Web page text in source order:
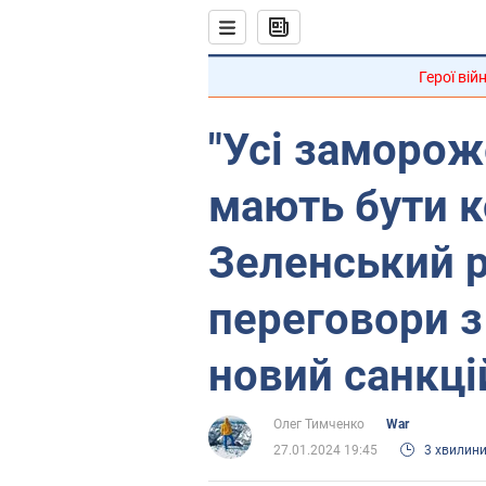
Герої
"Усі
мають бути
Зеленський
переговори
новий
Олег Тимченко
War
27.01.2024 19:45
3 хвилини